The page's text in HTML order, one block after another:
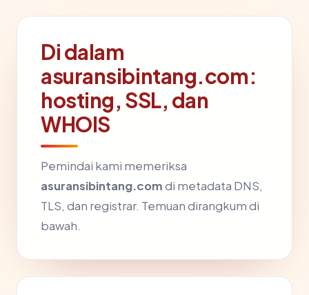
Di dalam
asuransibintang.com:
hosting, SSL, dan
WHOIS
Pemindai kami memeriksa
asuransibintang.comdi metadata DNS,
TLS, dan registrar. Temuan dirangkum di
bawah.